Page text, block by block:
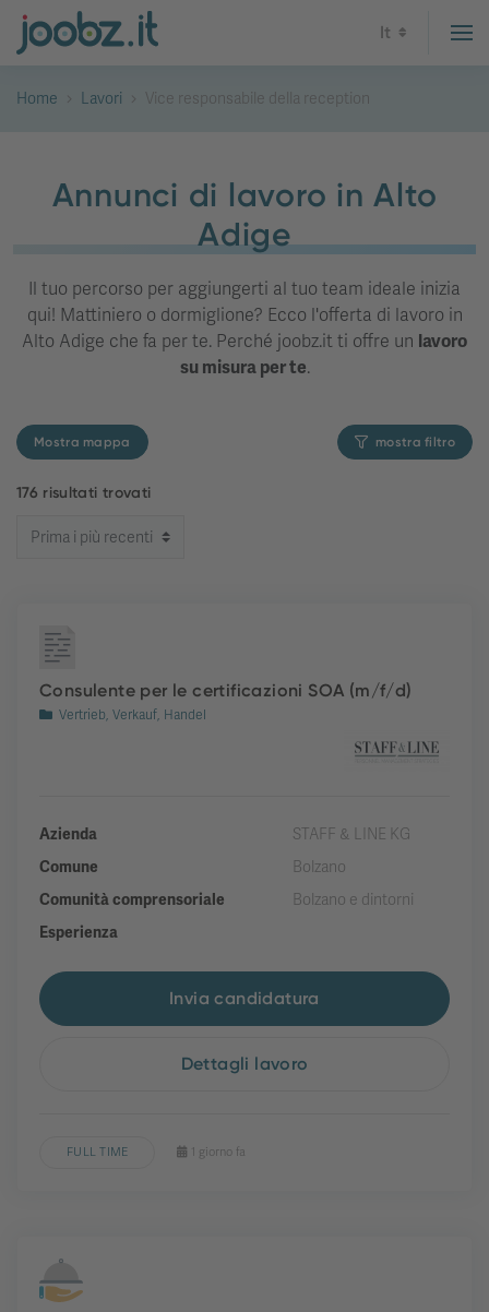
It
Home Lavori Vice responsabile della reception
Annunci di lavoro in Alto
Adige
Il tuo percorso per aggiungerti al tuo team ideale inizia
qui! Mattiniero o dormiglione? Ecco l'offerta di lavoro in
Alto Adige che fa per te. Perché joobz.it ti offre un lavoro
su misura per te.
Mostra mappa mostra filtro
176 risultati trovati
Consulente per le certificazioni SOA (m/f/d)
Vertrieb, Verkauf, Handel
Azienda
STAFF & LINE KG
Comune
Bolzano
Comunità comprensoriale
Bolzano e dintorni
Esperienza
Invia candidatura
Dettagli lavoro
FULL TIME 1 giorno fa